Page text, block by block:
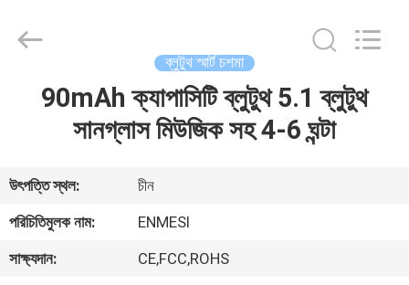
আমাদের
সম্পর্কে
Technology
ব্লুটুথ স্মার্ট চশমা
90mAh ক্যাপাসিটি ব্লুটুথ 5.1 ব্লুটুথ
সানগ্লাস মিউজিক সহ 4-6 ঘন্টা
উৎপত্তি স্থল:
চীন
পরিচিতিমুলক নাম:
ENMESI
সাক্ষ্যদান:
CE,FCC,ROHS